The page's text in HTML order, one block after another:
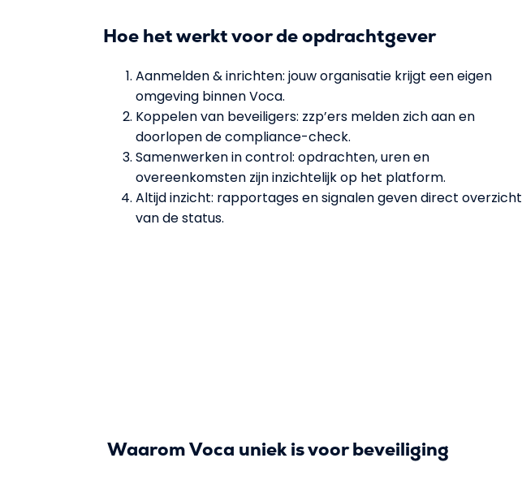
Hoe het werkt voor de opdrachtgever
Aanmelden & inrichten: jouw organisatie krijgt een eigen
omgeving binnen Voca.
Koppelen van beveiligers: zzp’ers melden zich aan en
doorlopen de compliance-check.
Samenwerken in control: opdrachten, uren en
overeenkomsten zijn inzichtelijk op het platform.
Altijd inzicht: rapportages en signalen geven direct overzicht
van de status.
Waarom Voca uniek is voor beveiliging